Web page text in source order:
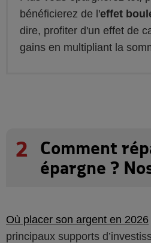
bénéficierez de l'effet
dire, profiter d'un effet de
gains en multipliant la
2
Comment
épargne ?
Où placer son argent en 2026
principaux supports